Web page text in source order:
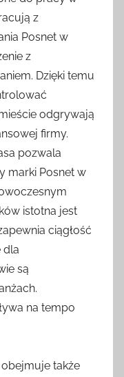
z
Posnet w
z
Dzięki temu
odgrywają
firmy.
pozwala
marki Posnet w
istotna jest
ciągłość
dla
są
na tempo
także